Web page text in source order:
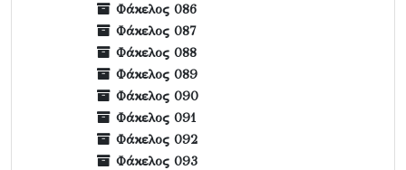
Φάκελος 086
Φάκελος 087
Φάκελος 088
Φάκελος 089
Φάκελος 090
Φάκελος 091
Φάκελος 092
Φάκελος 093